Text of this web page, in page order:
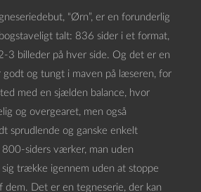
“Ørn”, er en forunderlig
talt: 836 sider i et format,
3 billeder på hver side. Og det er en
godt og tungt i maven på læseren, for
med en sjælden balance, hvor
og overgearet, men også
sprudlende og ganske enkelt
siders værker, man uden
sig trække igennem uden at stoppe
dem. Det er en tegneserie, der kan